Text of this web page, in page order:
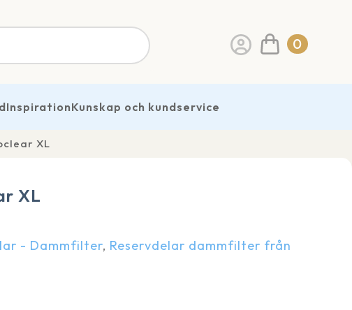
0
InspirationKunskap och kundservice
XL
XL
- Dammfilter, Reservdelar dammfilter från